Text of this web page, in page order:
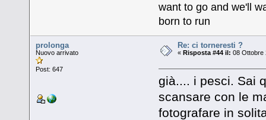
want to go and we'll
born to run
prolonga
Nuovo arrivato
Post: 647
Re: ci torneresti ?
« Risposta #44 il: 08 Ottobre
già.... i pesci. Sai
scansare con le
fotografare in